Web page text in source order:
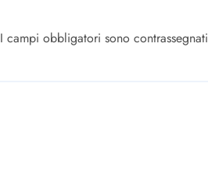
I campi obbligatori sono contrassegnati